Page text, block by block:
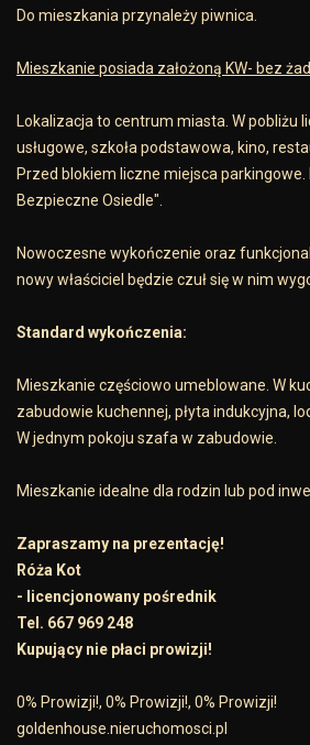
Do mieszkania przynależy piwnica.
Mieszkanie posiada założoną KW- bez
Lokalizacja to centrum miasta. W pobliżu
usługowe, szkoła podstawowa, kino,
Przed blokiem liczne miejsca
Bezpieczne Osiedle".
Nowoczesne wykończenie oraz
nowy właściciel będzie czuł się w nim
Standard wykończenia:
Mieszkanie częściowo umeblowane. W
zabudowie kuchennej, płyta indukcyjna,
W jednym pokoju szafa w zabudowie.
Mieszkanie idealne dla rodzin lub pod
Zapraszamy na prezentację!
Róża Kot
- licencjonowany pośrednik
Tel. 667 969 248
Kupujący nie płaci prowizji!
0% Prowizji!, 0% Prowizji!, 0% Prowizji!
goldenhouse.nieruchomosci.pl